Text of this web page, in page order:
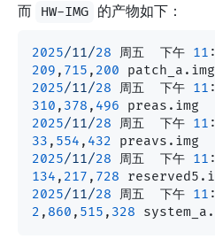
而 HW-IMG 的产物如下：
2025/11/28 周五  下午 11 :
209 , 715 , 200
2025/11/28 周五  下午 11 :
310 , 378 , 496
2025/11/28 周五  下午 11 :
33 , 554 , 432
2025/11/28 周五  下午 11 :
134 , 217 , 728
2025/11/28 周五  下午 11 :
2 , 860 , 515 , 328